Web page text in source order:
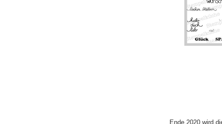
Ende 2020 wird